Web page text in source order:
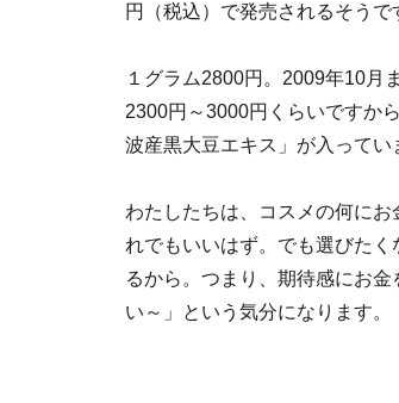
円（税込）で発売されるそうで
１グラム2800円。2009年10月
2300円～3000円くらいですか
波産黒大豆エキス」が入ってい
わたしたちは、コスメの何に
れでもいいはず。でも選びた
るから。つまり、期待感にお
い～」という気分になります。